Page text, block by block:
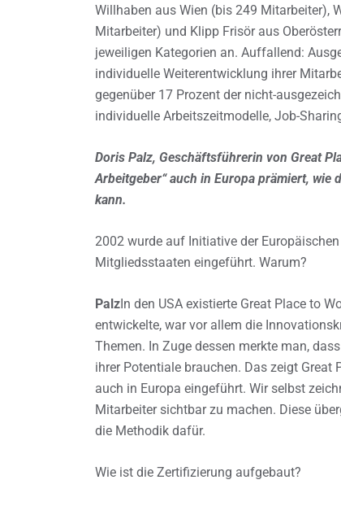
Willhaben aus Wien (bis 249 Mitarbeiter),
Mitarbeiter) und Klipp Frisör aus
jeweiligen Kategorien an. Auffallend:
individuelle Weiterentwicklung ihrer
gegenüber 17 Prozent der nicht-
individuelle Arbeitszeitmodelle, Job-
Doris Palz, Geschäftsführerin von Great
Arbeitgeber“ auch in Europa prämiert,
kann.
2002 wurde auf Initiative der
Mitgliedsstaaten eingeführt. Warum?
PalzIn den USA existierte Great Place to
entwickelte, war vor allem die
Themen. In Zuge dessen merkte man,
ihrer Potentiale brauchen. Das zeigt
auch in Europa eingeführt. Wir selbst
Mitarbeiter sichtbar zu machen. Diese
die Methodik dafür.
Wie ist die Zertifizierung aufgebaut?